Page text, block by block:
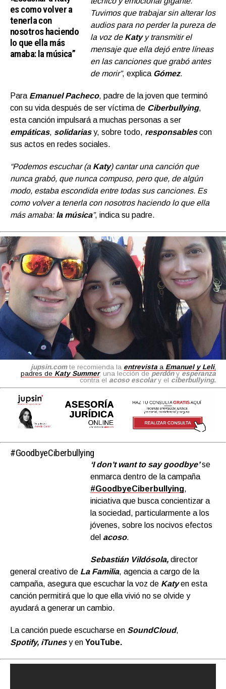
es como volver a
tenerla con
nosotros haciendo
lo que ella más
amaba: la música”
Tuvimos que trabajar sin alterar los
audios para no perder la pureza de
la voz de Katyy transmitir el
mensaje que ella dejó entre líneas
en las canciones que grabó antes
de morir”, explica Gómez.
Para Emanuel Pacheco, padre de la joven que terminó
con su vida después de ser víctima de Ciberbullying,
esta canción impulsará a muchas personas a ser
empáticas, solidariasy, sobre todo, responsablescon
sus actos en redes sociales.
“Podemos escuchar (a Katy) cantar una canción que
nunca grabó, que nunca compuso, pero que, de algún
modo, estaba escondida entre todas sus canciones. Es
como volver a tenerla con nosotros haciendo lo que ella
más amaba: la música”, indica su padre.
jupsin.comte recomienda la entrevista a Emanuel y Leli,
padres de Katy Summer, una lección de perdóny esperanza
contra el acoso escolar y el ciberbullying.
#GoodbyeCiberbullying
#GoodbyeCiberbullying busca
‘I don’t want to say goodbye’ se
enmarca dentro de la campaña
#GoodbyeCiberbullying,
iniciativa que busca concientizar a
la sociedad, particularmente a los
jóvenes, sobre los nocivos efectos
del acoso.
Sebastián Vildósola, director
general creativo de La Familia, agencia a cargo de la
campaña, asegura que escuchar la voz de Katy en esta
canción permitirá que lo que ella vivió no se olvide y
ayudará a generar un cambio.
La canción puede escucharse en SoundCloud,
Spotify, iTunesy en YouTube.